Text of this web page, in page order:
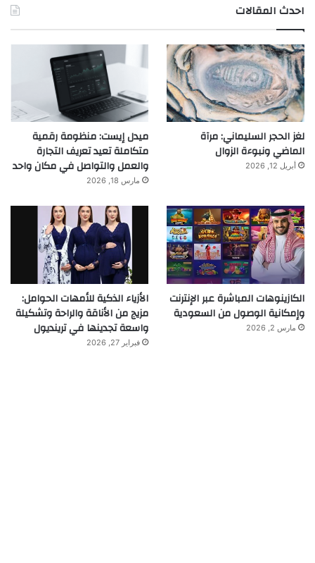
احدث المقالات
لغز الحجر السليماني: مرآة
الماضي ونبوءة الزوال
أبريل 12, 2026
ميدل إيست: منظومة رقمية
متكاملة تعيد تعريف التجارة
والعمل والتواصل في مكان واحد
مارس 18, 2026
الكازينوهات المباشرة عبر الإنترنت
وإمكانية الوصول من السعودية
مارس 2, 2026
الأزياء الذكية للأمهات الحوامل:
مزيج من الأناقة والراحة وتشكيلة
واسعة تجدينها في ترينديول
فبراير 27, 2026